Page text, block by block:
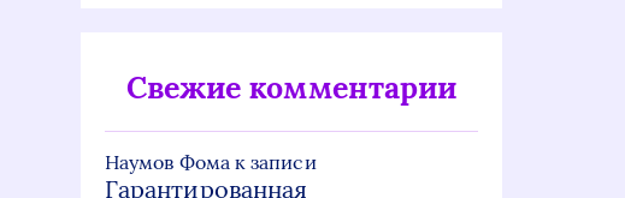
Свежие комментарии
Наумов Фомак записи
Гарантированная